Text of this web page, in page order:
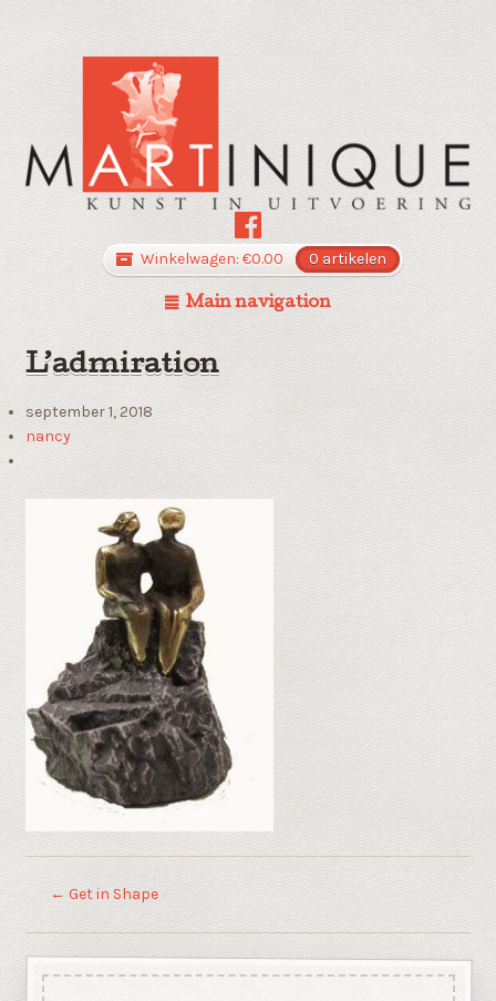
Winkelwagen: €0.00 0 artikelen
Main navigation
L’admiration
september 1, 2018
nancy
← Get in Shape